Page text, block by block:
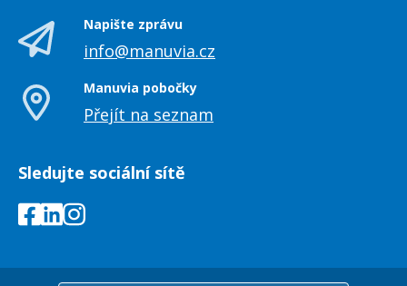
Napište zprávu
info@manuvia.cz
Manuvia pobočky
Přejít na seznam
Sledujte sociální sítě